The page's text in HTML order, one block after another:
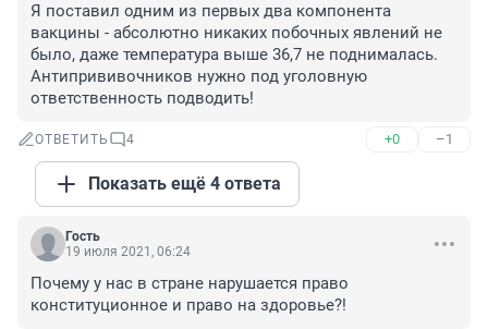
Я поставил одним из первых два компонента
вакцины - абсолютно никаких побочных явлений не
было, даже температура выше 36,7 не поднималась.
Антипрививочников нужно под уголовную
ответственность подводить!
ОТВЕТИТЬ 4 +0 –1
Показать ещё 4 ответа
Гость
19 июля 2021, 06:24
Почему у нас в стране нарушается право
конституционное и право на здоровье?!